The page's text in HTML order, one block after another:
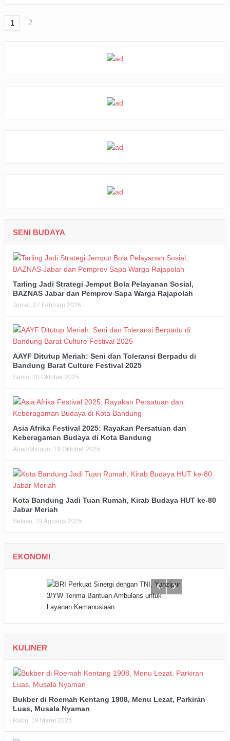
1 2
SENI BUDAYA
Tarling Jadi Strategi Jemput Bola Pelayanan Sosial,
BAZNAS Jabar dan Pemprov Sapa Warga Rajapolah
Jumat, 27 Februari 2026
AAYF Ditutup Meriah: Seni dan Toleransi Berpadu di
Bandung Barat Culture Festival 2025
Senin, 20 Oktober 2025
Asia Afrika Festival 2025: Rayakan Persatuan dan
Keberagaman Budaya di Kota Bandung
Ahad/Minggu, 19 Oktober 2025
Kota Bandung Jadi Tuan Rumah, Kirab Budaya HUT ke-80
Jabar Meriah
Selasa, 19 Agustus 2025
EKONOMI
KULINER
Bukber di Roemah Kentang 1908, Menu Lezat, Parkiran
Luas, Musala Nyaman
Rabu, 19 Maret 2025